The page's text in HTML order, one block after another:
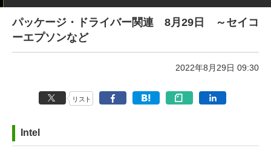
パッケージ・ドライバー関連 8月29日 ～セイコ
ーエプソンなど
2022年8月29日 09:30
リスト
Intel